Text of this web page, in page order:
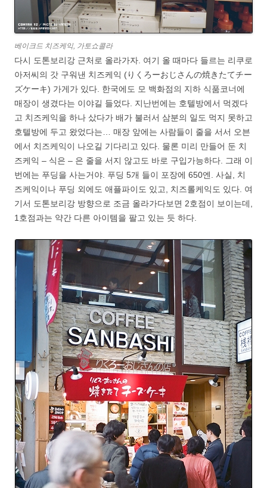
베이크드 치즈케익, 가토쇼콜라
다시 도톤보리강 근처로 올라가자. 여기 올 때마다 들르는 리쿠로
아저씨의 갓 구워낸 치즈케익 (りくろーおじさんの焼きたてチー
ズケーキ) 가게가 있다. 한국에도 모 백화점의 지하 식품코너에
매장이 생겼다는 이야길 들었다. 지난번에는 호텔방에서 먹겠다
고 치즈케익을 하나 샀다가 배가 불러서 삼분의 일도 먹지 못하고
호텔방에 두고 왔었다는… 매장 앞에는 사람들이 줄을 서서 오븐
에서 치즈케익이 나오길 기다리고 있다. 물론 미리 만들어 둔 치
즈케익 – 식은 – 은 줄을 서지 않고도 바로 구입가능하다. 그래 이
번에는 푸딩을 사는거야. 푸딩 5개 들이 포장에 650엔. 사실, 치
즈케익이나 푸딩 외에도 애플파이도 있고, 치즈롤케익도 있다. 여
기서 도톤보리강 방향으로 조금 올라가다보면 2호점이 보이는데,
1호점과는 약간 다른 아이템을 팔고 있는 듯 하다.